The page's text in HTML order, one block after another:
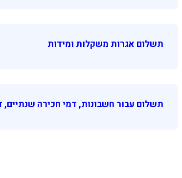
תשלום אגרות משקלות ומידות
תשלום עבור חשבונות, דמי חכירה שנתיים,